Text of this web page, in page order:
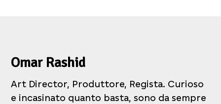
Omar Rashid
Art Director, Produttore, Regista. Curioso
e incasinato quanto basta, sono da sempre